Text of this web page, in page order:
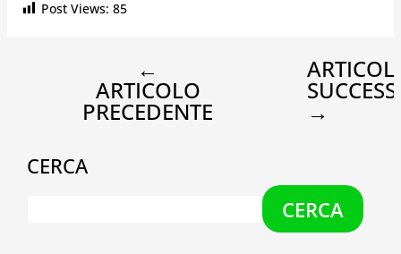
Post Views: 85
←
ARTICOLO
PRECEDENTE →
CERCA
CERCA